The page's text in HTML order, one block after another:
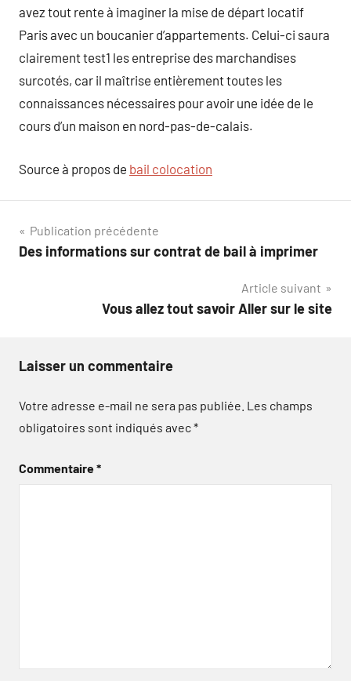
avez tout rente à imaginer la mise de départ locatif
Paris avec un boucanier d’appartements. Celui-ci saura
clairement test1 les entreprise des marchandises
surcotés, car il maîtrise entièrement toutes les
connaissances nécessaires pour avoir une idée de le
cours d’un maison en nord-pas-de-calais.
Source à propos de bail colocation
Navigation
de
Publication précédente
Des informations sur contrat de bail à imprimer
Article suivant
Vous allez tout savoir Aller sur le site
Laisser un commentaire
Votre adresse e-mail ne sera pas publiée. Les champs
obligatoires sont indiqués avec*
Commentaire*